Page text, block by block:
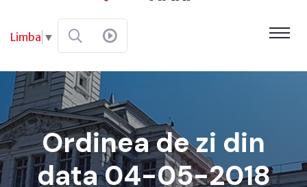
Limba ▼
Ordinea de zi din
data 04-05-2018